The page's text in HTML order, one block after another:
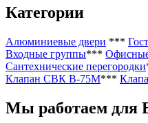
Категории
Алюминиевые двери ***
Входные группы***
Сантехнические перегородки
Клапан СВК В-75М***
Мы работаем для